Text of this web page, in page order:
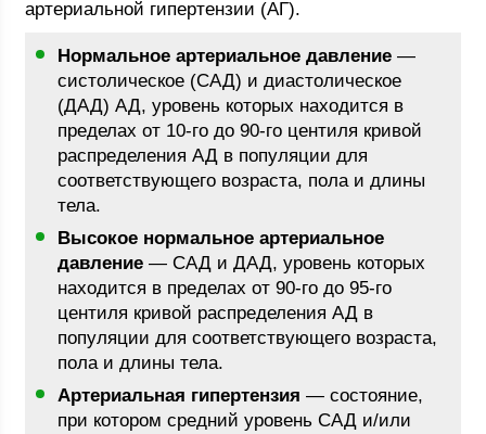
артериальной гипертензии (АГ).
Нормальное артериальное давление —
систолическое (САД) и диастолическое
(ДАД) АД, уровень которых находится в
пределах от 10-го до 90-го центиля кривой
распределения АД в популяции для
соответствующего возраста, пола и длины
тела.
Высокое нормальное артериальное
давление — САД и ДАД, уровень которых
находится в пределах от 90-го до 95-го
центиля кривой распределения АД в
популяции для соответствующего возраста,
пола и длины тела.
Артериальная гипертензия — состояние,
при котором средний уровень САД и/или